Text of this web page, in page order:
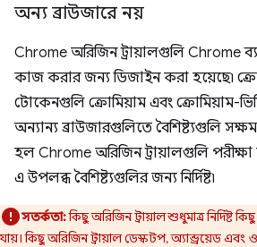
অন্য ব্রাউজারে নয়
Chrome অরিজিন ট্রায়ালগুলি Chrome
কাজ করার জন্য ডিজাইন করা হয়েছে৷
টোকেনগুলি ক্রোমিয়াম এবং ক্রোমিয়াম-
অন্যান্য ব্রাউজারগুলিতে বৈশিষ্ট্যগুলি
হল Chrome অরিজিন ট্রায়ালগুলি
এ উপলব্ধ বৈশিষ্ট্যগুলির জন্য নির্দিষ্ট৷
সতর্কতা:কিছু অরিজিন ট্রায়াল শুধুমাত্র নির্দিষ্ট
যায়। কিছু অরিজিন ট্রায়াল ডেস্কটপ, অ্যান্ড্রয়েড এবং